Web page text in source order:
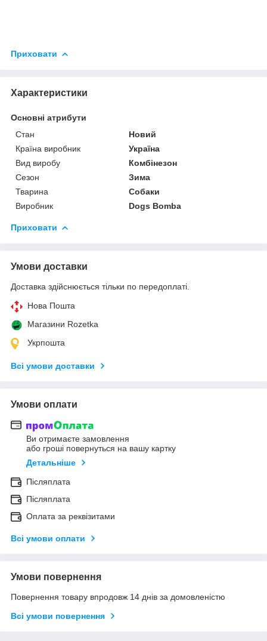
Приховати
Характеристики
Основні атрибути
Стан
Новий
Країна виробник
Україна
Вид виробу
Комбінезон
Сезон
Зима
Тварина
Собаки
Виробник
Dogs Bomba
Приховати
Умови доставки
Доставка здійснюється тільки по передоплаті.
Нова Пошта
Магазини Rozetka
Укрпошта
Всі умови доставки
Умови оплати
Ви отримаєте замовлення
або гроші повернуться на вашу картку
Детальніше
Післяплата
Післяплата
Оплата за реквізитами
Всі умови оплати
Умови повернення
Повернення товару впродовж 14 днів за домовленістю
Всі умови повернення